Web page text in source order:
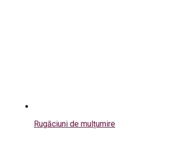
Rugăciuni de mulțumire